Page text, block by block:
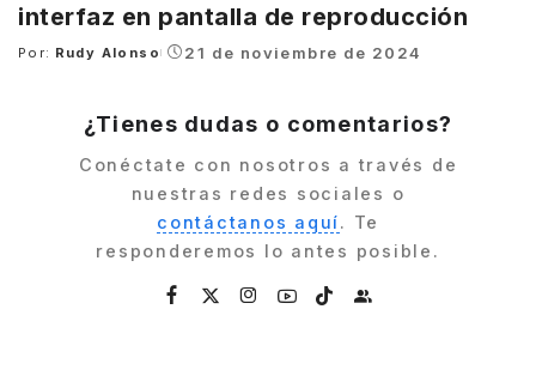
interfaz en pantalla de reproducción
Posted
Por: Rudy Alonso 21 de noviembre de 2024
¿Tienes dudas o comentarios?
Conéctate con nosotros a través de
nuestras redes sociales o
contáctanos aquí. Te
responderemos lo antes posible.